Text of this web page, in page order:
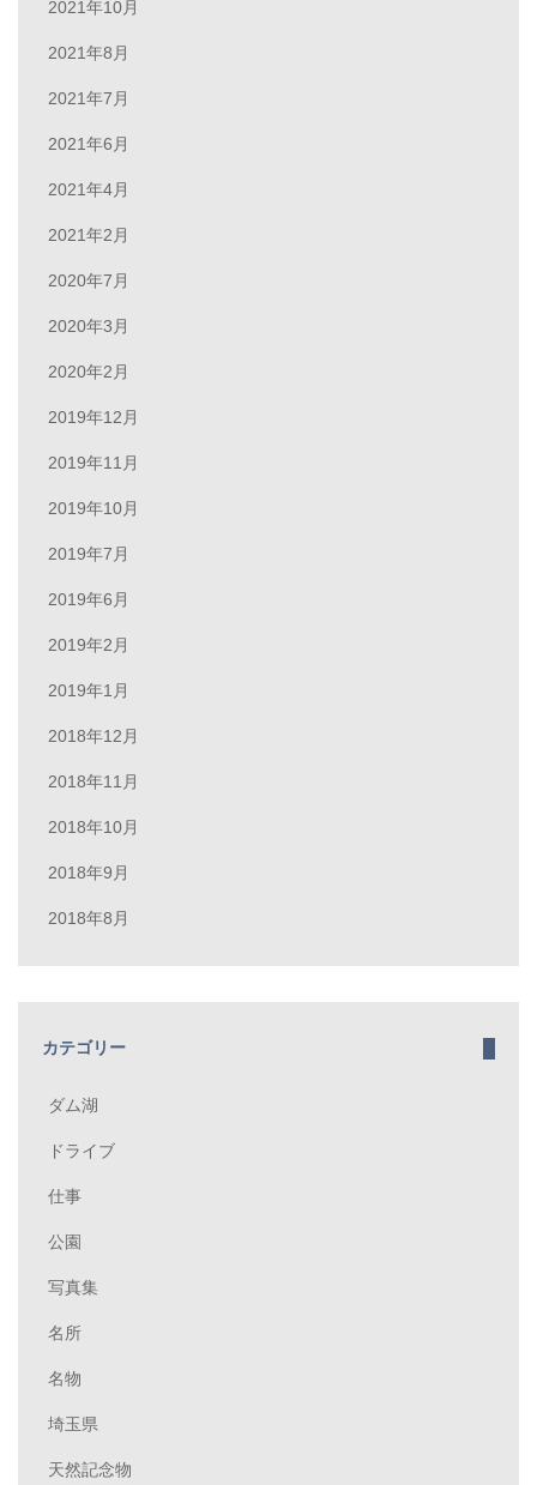
2021年10月
2021年8月
2021年7月
2021年6月
2021年4月
2021年2月
2020年7月
2020年3月
2020年2月
2019年12月
2019年11月
2019年10月
2019年7月
2019年6月
2019年2月
2019年1月
2018年12月
2018年11月
2018年10月
2018年9月
2018年8月
カテゴリー
ダム湖
ドライブ
仕事
公園
写真集
名所
名物
埼玉県
天然記念物